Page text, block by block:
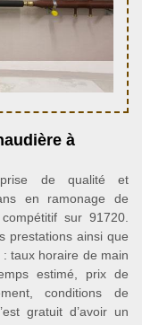
à
de qualité et
en ramonage de
sur 91720.
prestations ainsi que
taux horaire de main
estimé, prix de
conditions de
gratuit d’avoir un